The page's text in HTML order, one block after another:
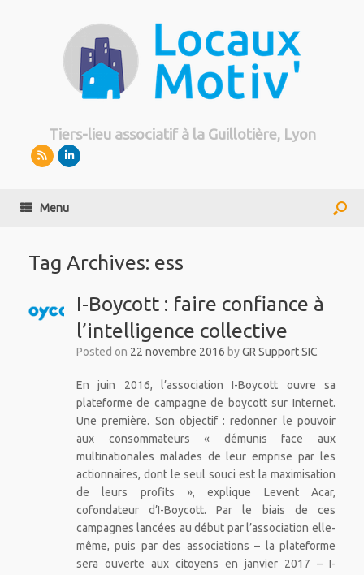
Tiers-lieu associatif à la Guillotière, Lyon
Menu
Tag Archives: ess
I-Boycott : faire confiance à
l’intelligence collective
Posted on 22 novembre 2016 byGR Support SIC
En juin 2016, l’association I-Boycott ouvre sa
plateforme de campagne de boycott sur Internet.
Une première. Son objectif : redonner le pouvoir
aux consommateurs « démunis face aux
multinationales malades de leur emprise par les
actionnaires, dont le seul souci est la maximisation
de leurs profits », explique Levent Acar,
cofondateur d’I-Boycott. Par le biais de ces
campagnes lancées au début par l’association elle-
même, puis par des associations – la plateforme
sera ouverte aux citoyens en janvier 2017 – I-